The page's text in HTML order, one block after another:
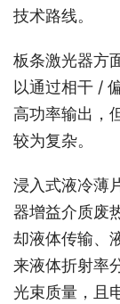
技术路线。
板条激光器方
以通过相干 /
高功率输出，
较为复杂。
浸入式液冷薄
器增益介质废
却液体传输、
来液体折射率
光束质量，且